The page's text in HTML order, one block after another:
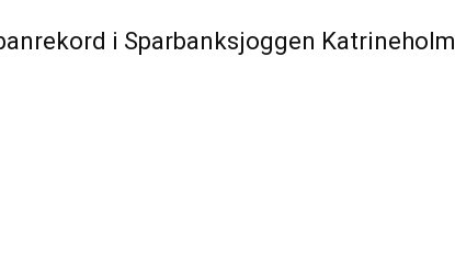
i Sparbanksjoggen Katrineholm